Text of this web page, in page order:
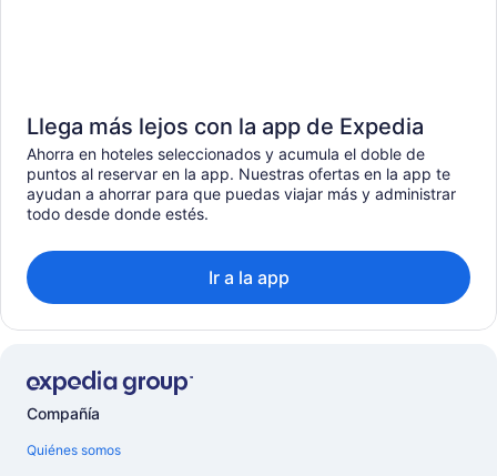
Llega más lejos con la app de Expedia
Ahorra en hoteles seleccionados y acumula el doble de
puntos al reservar en la app. Nuestras ofertas en la app te
ayudan a ahorrar para que puedas viajar más y administrar
todo desde donde estés.
Ir a la app
Compañía
Quiénes somos